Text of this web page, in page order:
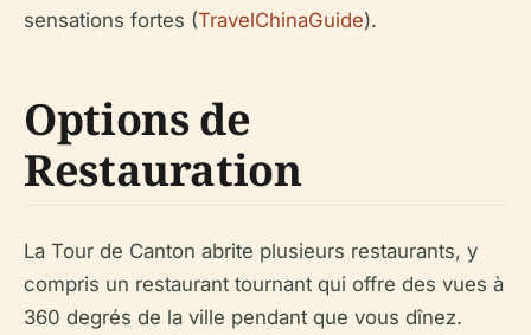
sensations fortes (TravelChinaGuide).
Options de
Restauration
La Tour de Canton abrite plusieurs restaurants, y
compris un restaurant tournant qui offre des vues à
360 degrés de la ville pendant que vous dînez.